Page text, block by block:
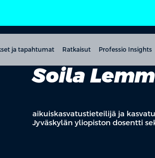
ja tapahtumat Ratkaisut Professio Insights
Soila
aikuiskasvatustieteilijä ja
Jyväskylän yliopiston dosentti